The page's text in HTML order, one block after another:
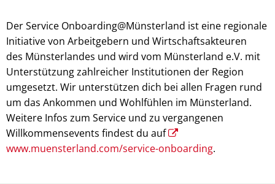
Der Service Onboarding@Münsterland ist eine regionale
Initiative von Arbeitgebern und Wirtschaftsakteuren
des Münsterlandes und wird vom Münsterland e.V. mit
Unterstützung zahlreicher Institutionen der Region
umgesetzt. Wir unterstützen dich bei allen Fragen rund
um das Ankommen und Wohlfühlen im Münsterland.
Weitere Infos zum Service und zu vergangenen
Willkommensevents findest du auf
www.muensterland.com/service-onboarding.